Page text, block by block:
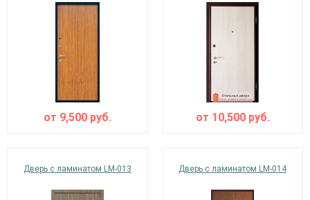
от 9,500 руб. от 10,500руб.
Дверь с ламинатом LM-013 Дверь с ламинатом LM-014